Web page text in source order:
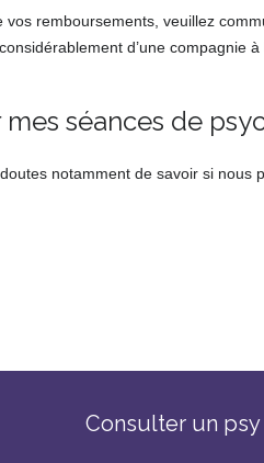
remboursements, veuillez
d’une compagnie à
séances de
notamment de savoir si nous
Consulter un psy